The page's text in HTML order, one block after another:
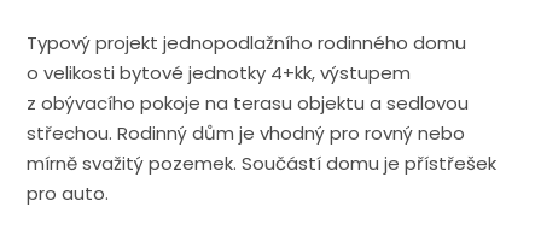
Typový projekt jednopodlažního rodinného domu
o velikosti bytové jednotky 4+kk, výstupem
z obývacího pokoje na terasu objektu a sedlovou
střechou. Rodinný dům je vhodný pro rovný nebo
mírně svažitý pozemek. Součástí domu je přístřešek
pro auto.